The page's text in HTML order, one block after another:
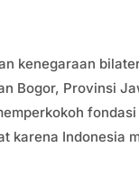
kenegaraan
Bogor, Provinsi
karena Indonesia